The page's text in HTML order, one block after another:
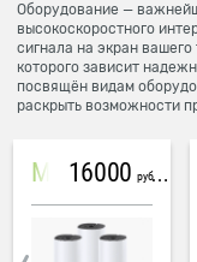
Оборудование —
высокоскоростного
сигнала на экран вашего
которого зависит
посвящён видам
раскрыть возможности
Mesh система TP-Link Deco M4 (3 устройства)
16000 руб